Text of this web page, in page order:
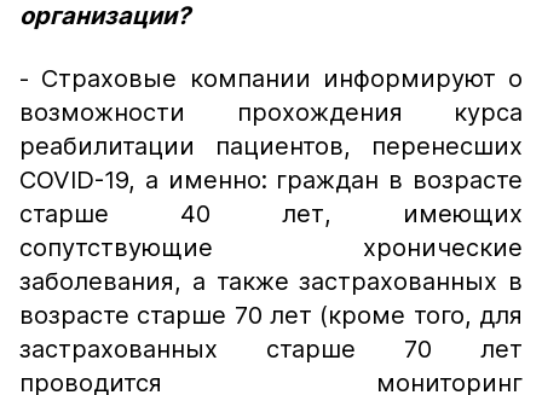
организации?
- Страховые компании информируют о
возможности прохождения курса
реабилитации пациентов, перенесших
COVID-19, а именно: граждан в возрасте
старше 40 лет, имеющих
сопутствующие хронические
заболевания, а также застрахованных в
возрасте старше 70 лет (кроме того, для
застрахованных старше 70 лет
проводится мониторинг